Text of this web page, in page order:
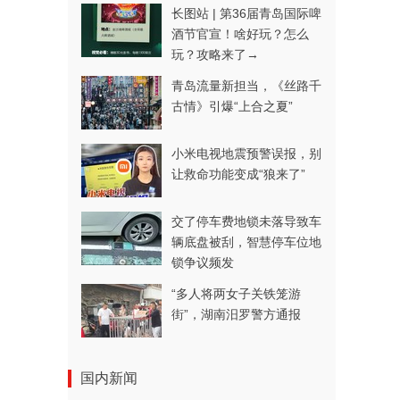
长图站 | 第36届青岛国际啤
酒节官宣！啥好玩？怎么
玩？攻略来了→
青岛流量新担当，《丝路千
古情》引爆“上合之夏”
小米电视地震预警误报，别
让救命功能变成“狼来了”
交了停车费地锁未落导致车
辆底盘被刮，智慧停车位地
锁争议频发
“多人将两女子关铁笼游
街”，湖南汨罗警方通报
国内新闻